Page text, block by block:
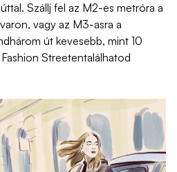
. Szállj fel az M2-es metróra a
, vagy az M3-asra a
út kevesebb, mint 10
Streetentalálhatod